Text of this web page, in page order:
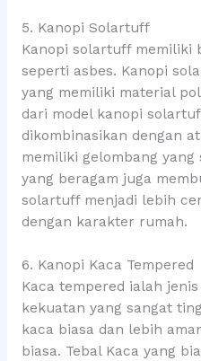
5. Kanopi Solartuff
Kanopi solartuff memiliki
seperti asbes. Kanopi
yang memiliki material
dari model kanopi
dikombinasikan dengan
memiliki gelombang
yang beragam juga
solartuff menjadi lebih
dengan karakter rumah.
6. Kanopi Kaca Tempered
Kaca tempered ialah
kekuatan yang sangat
kaca biasa dan lebih
biasa. Tebal Kaca yang